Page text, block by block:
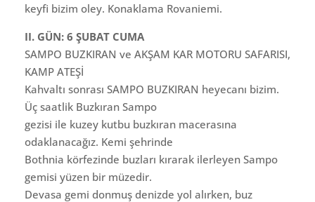
keyfi bizim oley. Konaklama Rovaniemi.
II. GÜN: 6 ŞUBAT CUMA
SAMPO BUZKIRAN ve AKŞAM KAR MOTORU SAFARISI,
KAMP ATEŞİ
Kahvaltı sonrası SAMPO BUZKIRAN heyecanı bizim.
Üç saatlik Buzkıran Sampo
gezisi ile kuzey kutbu buzkıran macerasına
odaklanacağız. Kemi şehrinde
Bothnia körfezinde buzları kırarak ilerleyen Sampo
gemisi yüzen bir müzedir.
Devasa gemi donmuş denizde yol alırken, buz